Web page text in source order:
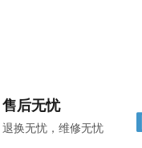
售后无忧
退换无忧，维修无忧